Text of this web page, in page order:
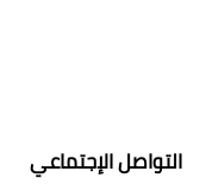
التواصل الإجتماعي